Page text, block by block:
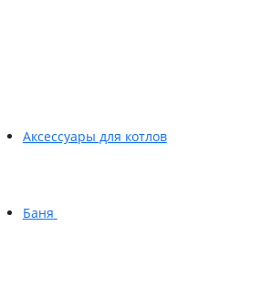
Аксессуары для котлов
Баня